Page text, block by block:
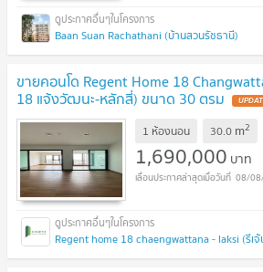
Baan Suan Rachathani (บ้านสวนรัชธานี)
ขายคอนโด Regent Home 18
18 แจ้งวัฒนะ-หลักสี่) ขนาด 30 ตรม
1 ห้องนอน 30.0 m2
1,690,000 บาท
08/